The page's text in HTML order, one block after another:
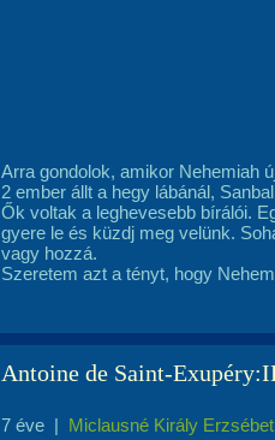
Arra gondolok, amikor Nehemiah
2 ember állt a hegy lábánál,
Ők voltak a leghevesebb bírálói.
gyere le és küzdj meg velünk.
vagy hozzá.
Szeretem azt a tényt, hogy
Antoine de Saint-
7 éve | Miclausné Király Erzsébet